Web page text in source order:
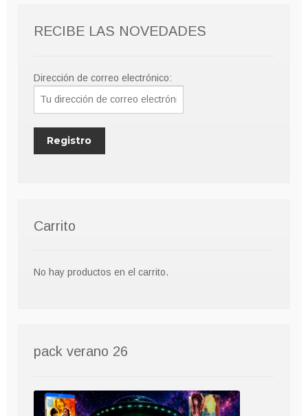
RECIBE LAS NOVEDADES
Dirección de correo electrónico:
Carrito
No hay productos en el carrito.
pack verano 26